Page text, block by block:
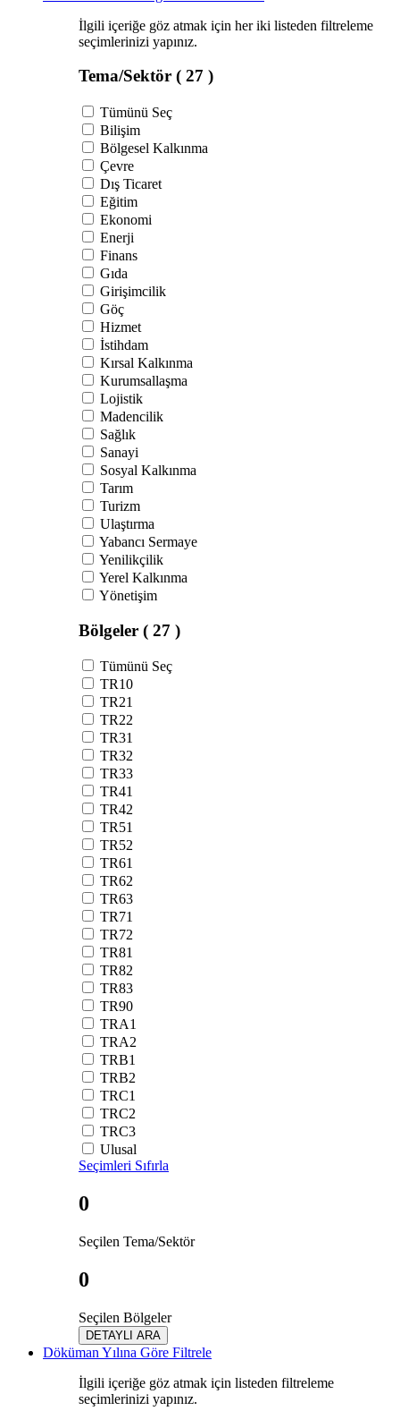
İlgili içeriğe göz atmak için her iki listeden filtreleme
seçimlerinizi yapınız.
Tema/Sektör ( 27 )
Tümünü Seç
Bilişim
Bölgesel Kalkınma
Çevre
Dış Ticaret
Eğitim
Ekonomi
Enerji
Finans
Gıda
Girişimcilik
Göç
Hizmet
İstihdam
Kırsal Kalkınma
Kurumsallaşma
Lojistik
Madencilik
Sağlık
Sanayi
Sosyal Kalkınma
Tarım
Turizm
Ulaştırma
Yabancı Sermaye
Yenilikçilik
Yerel Kalkınma
Yönetişim
Bölgeler ( 27 )
Tümünü Seç
TR10
TR21
TR22
TR31
TR32
TR33
TR41
TR42
TR51
TR52
TR61
TR62
TR63
TR71
TR72
TR81
TR82
TR83
TR90
TRA1
TRA2
TRB1
TRB2
TRC1
TRC2
TRC3
Ulusal
Seçimleri Sıfırla
0
Seçilen Tema/Sektör
0
Seçilen Bölgeler
DETAYLI ARA
Döküman Yılına Göre Filtrele
İlgili içeriğe göz atmak için listeden filtreleme
seçimlerinizi yapınız.